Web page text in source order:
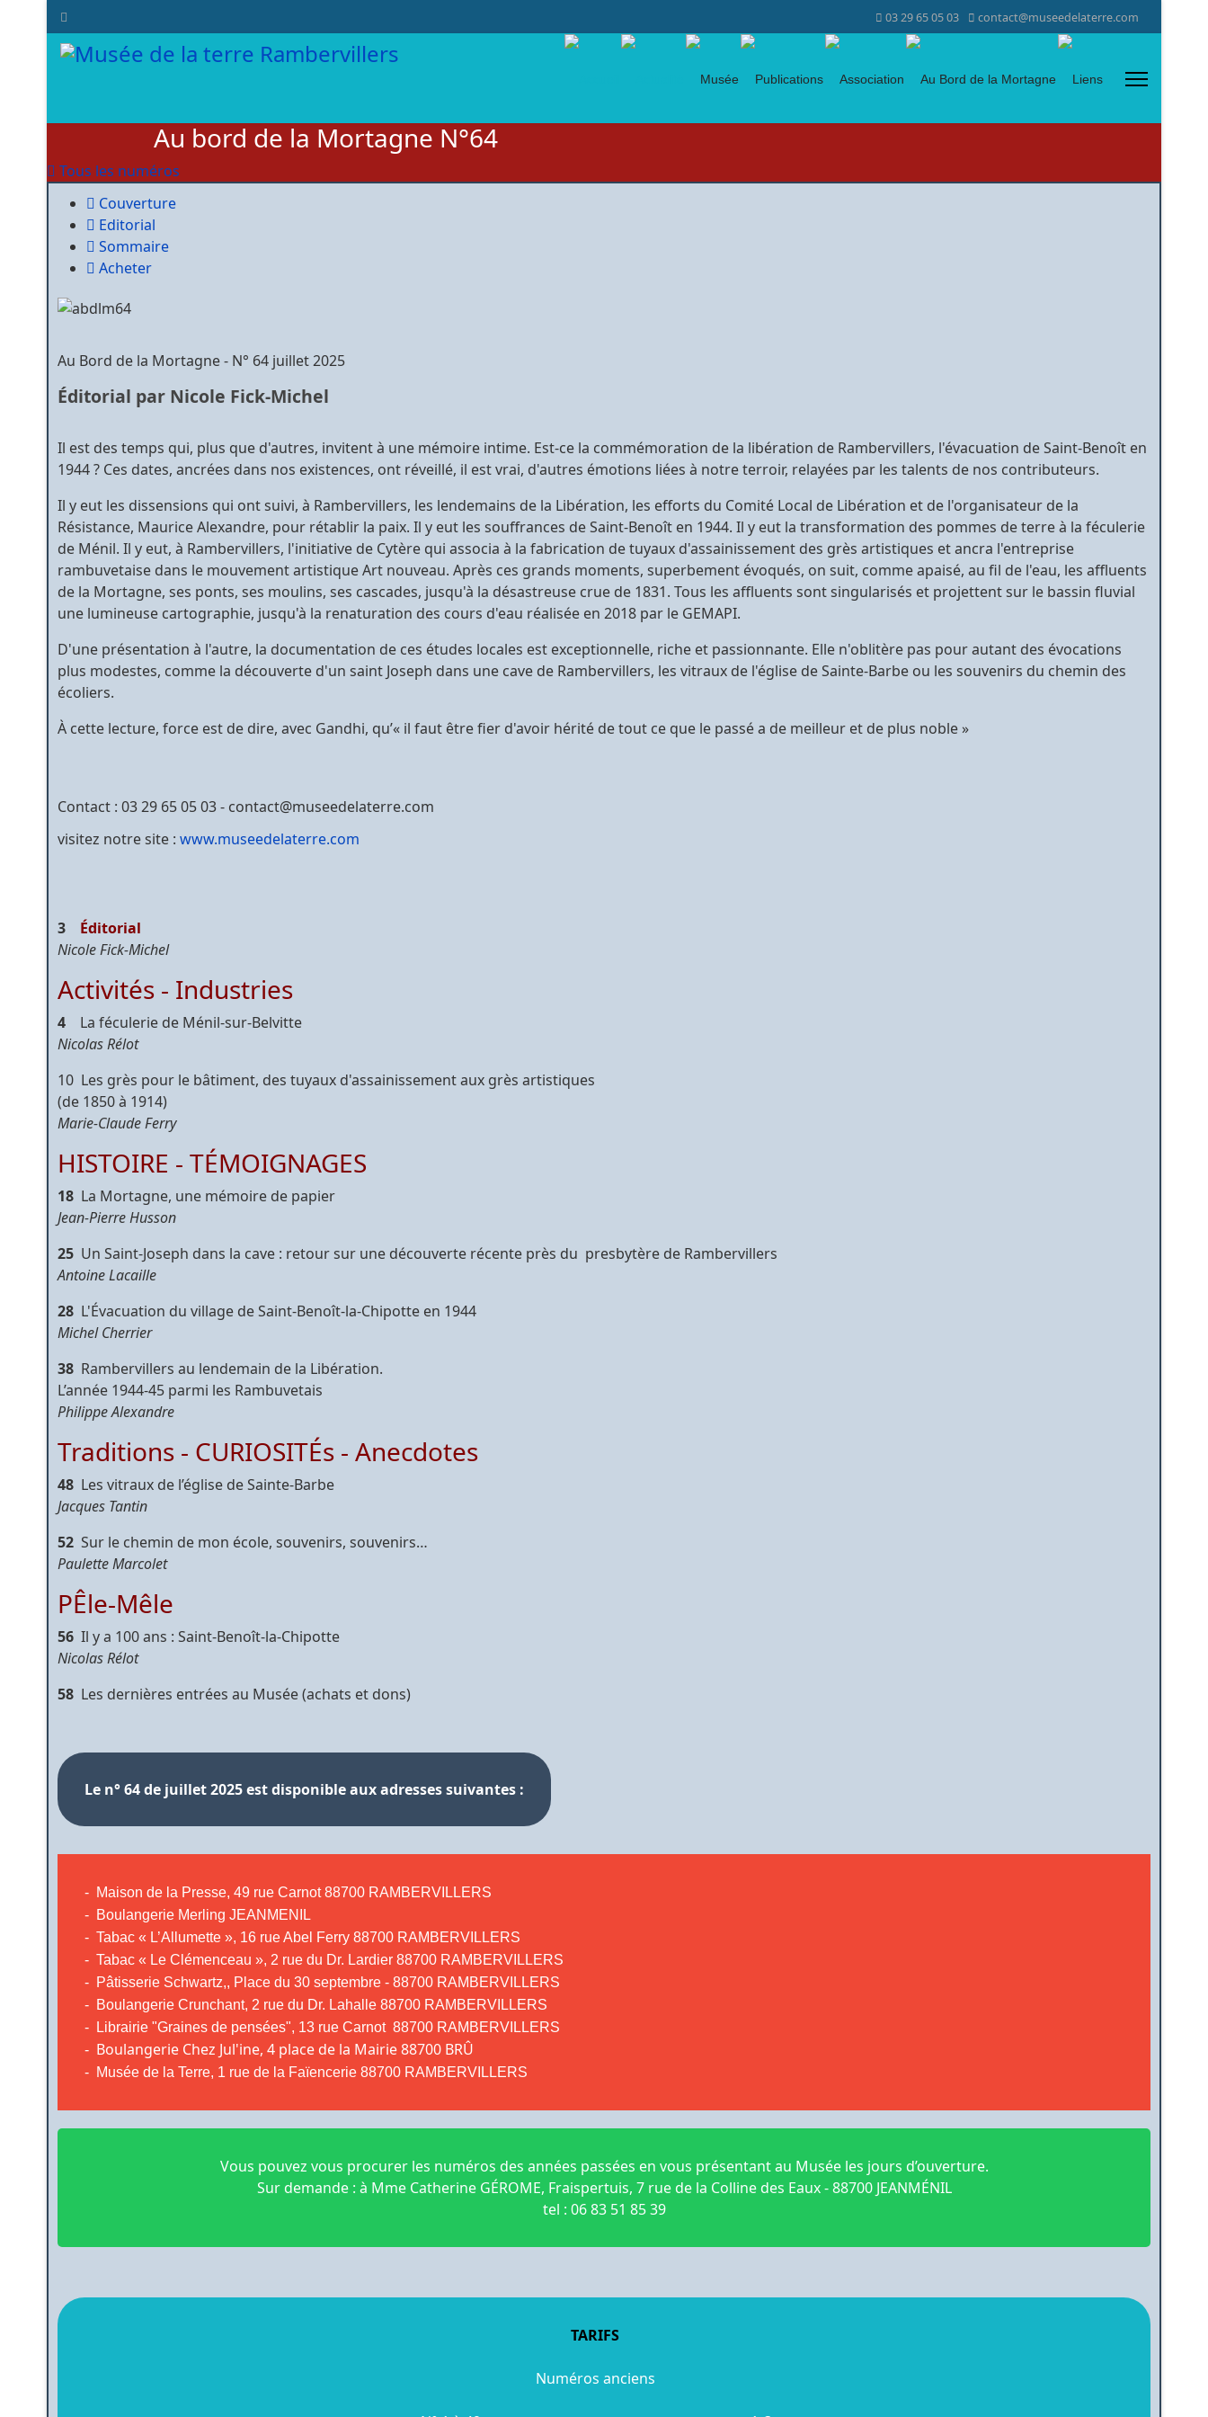
03 29 65 05 03 contact@museedelaterre.com
Au bord de la Mortagne N°64
Tous les numéros
Couverture
Editorial
Sommaire
Acheter
Au Bord de la Mortagne - N° 64 juillet 2025
Éditorial par Nicole Fick-Michel
Il est des temps qui, plus que d'autres, invitent à une mémoire intime. Est-ce la commémoration de la libération de Rambervillers, l'évacuation de Saint-Benoît en
1944 ? Ces dates, ancrées dans nos existences, ont réveillé, il est vrai, d'autres émotions liées à notre terroir, relayées par les talents de nos contributeurs.
Il y eut les dissensions qui ont suivi, à Rambervillers, les lendemains de la Libération, les efforts du Comité Local de Libération et de l'organisateur de la
Résistance, Maurice Alexandre, pour rétablir la paix. Il y eut les souffrances de Saint-Benoît en 1944. Il y eut la transformation des pommes de terre à la féculerie
de Ménil. Il y eut, à Rambervillers, l'initiative de Cytère qui associa à la fabrication de tuyaux d'assainissement des grès artistiques et ancra l'entreprise
rambuvetaise dans le mouvement artistique Art nouveau. Après ces grands moments, superbement évoqués, on suit, comme apaisé, au fil de l'eau, les affluents
de la Mortagne, ses ponts, ses moulins, ses cascades, jusqu'à la désastreuse crue de 1831. Tous les affluents sont singularisés et projettent sur le bassin fluvial
une lumineuse cartographie, jusqu'à la renaturation des cours d'eau réalisée en 2018 par le GEMAPI.
D'une présentation à l'autre, la documentation de ces études locales est exceptionnelle, riche et passionnante. Elle n'oblitère pas pour autant des évocations
plus modestes, comme la découverte d'un saint Joseph dans une cave de Rambervillers, les vitraux de l'église de Sainte-Barbe ou les souvenirs du chemin des
écoliers.
À cette lecture, force est de dire, avec Gandhi, qu’« il faut être fier d'avoir hérité de tout ce que le passé a de meilleur et de plus noble »
Contact : 03 29 65 05 03 - contact@museedelaterre.com
visitez notre site : www.museedelaterre.com
3
Éditorial
Nicole Fick-Michel
Activités - Industries
4 La féculerie de Ménil-sur-Belvitte
Nicolas Rélot
10 Les grès pour le bâtiment, des tuyaux d'assainissement aux grès artistiques
(de 1850 à 1914)
Marie-Claude Ferry
HISTOIRE - TÉMOIGNAGES
18 La Mortagne, une mémoire de papier
Jean-Pierre Husson
25 Un Saint-Joseph dans la cave : retour sur une découverte récente près du presbytère de Rambervillers
Antoine Lacaille
28 L'Évacuation du village de Saint-Benoît-la-Chipotte en 1944
Michel Cherrier
38 Rambervillers au lendemain de la Libération.
L’année 1944-45 parmi les Rambuvetais
Philippe Alexandre
Traditions - CURIOSITÉs - Anecdotes
48 Les vitraux de l’église de Sainte-Barbe
Jacques Tantin
52 Sur le chemin de mon école, souvenirs, souvenirs…
Paulette Marcolet
PÊle-Mêle
56 Il y a 100 ans : Saint-Benoît-la-Chipotte
Nicolas Rélot
58 Les dernières entrées au Musée (achats et dons)
Le n° 64 de juillet 2025 est disponible aux adresses suivantes :
- Maison de la Presse, 49 rue Carnot 88700 RAMBERVILLERS
- Boulangerie Merling JEANMENIL
- Tabac « L’Allumette », 16 rue Abel Ferry 88700 RAMBERVILLERS
- Tabac « Le Clémenceau », 2 rue du Dr. Lardier 88700 RAMBERVILLERS
- Pâtisserie Schwartz,, Place du 30 septembre - 88700 RAMBERVILLERS
- Boulangerie Crunchant, 2 rue du Dr. Lahalle 88700 RAMBERVILLERS
- Librairie "Graines de pensées", 13 rue Carnot 88700 RAMBERVILLERS
- Boulangerie Chez Jul'ine, 4 place de la Mairie 88700 BRÛ
- Musée de la Terre, 1 rue de la Faïencerie 88700 RAMBERVILLERS
Vous pouvez vous procurer les numéros des années passées en vous présentant au Musée les jours d’ouverture.
Sur demande : à Mme Catherine GÉROME, Fraispertuis, 7 rue de la Colline des Eaux - 88700 JEANMÉNIL
tel : 06 83 51 85 39
TARIFS
Numéros anciens